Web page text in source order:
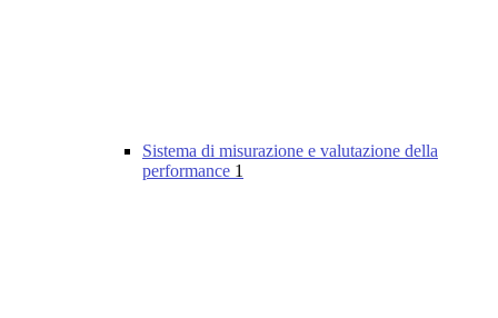
Sistema di misurazione e valutazione della
performance 1